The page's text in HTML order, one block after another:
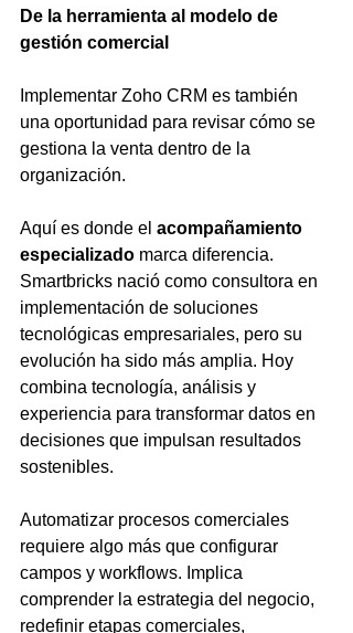
De la herramienta al modelo de
gestión comercial
Implementar Zoho CRM es también
una oportunidad para revisar cómo se
gestiona la venta dentro de la
organización.
Aquí es donde el acompañamiento
especializado marca diferencia.
Smartbricks nació como consultora en
implementación de soluciones
tecnológicas empresariales, pero su
evolución ha sido más amplia. Hoy
combina tecnología, análisis y
experiencia para transformar datos en
decisiones que impulsan resultados
sostenibles.
Automatizar procesos comerciales
requiere algo más que configurar
campos y workflows. Implica
comprender la estrategia del negocio,
redefinir etapas comerciales,